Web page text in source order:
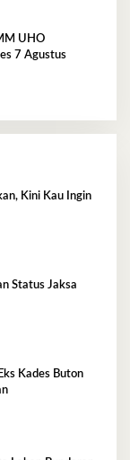
UHO
7 Agustus
Kini Kau Ingin
Status Jaksa
Kades Buton